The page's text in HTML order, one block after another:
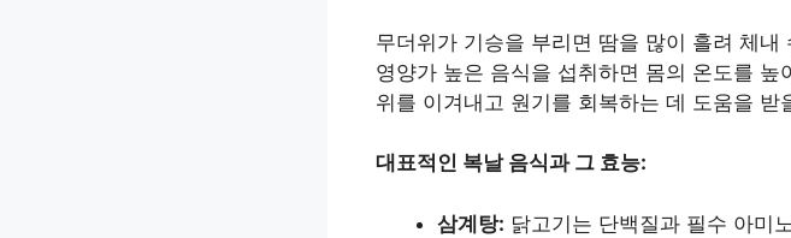
무더위가 기승을 부리면 땀을 많이 흘려 체
영양가 높은 음식을 섭취하면 몸의 온도를
위를 이겨내고 원기를 회복하는 데 도움을 받
대표적인 복날 음식과 그 효능:
삼계탕: 닭고기는 단백질과 필수 아미